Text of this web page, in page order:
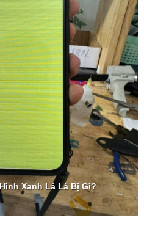
Xanh Lá Là Bị Gì?